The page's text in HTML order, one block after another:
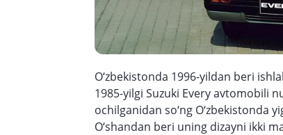
O‘zbekistonda 1996-yildan beri
1985-yilgi Suzuki Every avtomobili
ochilganidan so‘ng O‘zbekistonda
O‘shandan beri uning dizayni ikki